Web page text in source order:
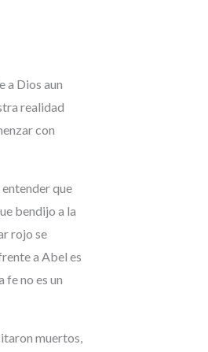
a Dios aun
realidad
con
que
bendijo a la
rojo se
a Abel es
fe no es un
muertos,